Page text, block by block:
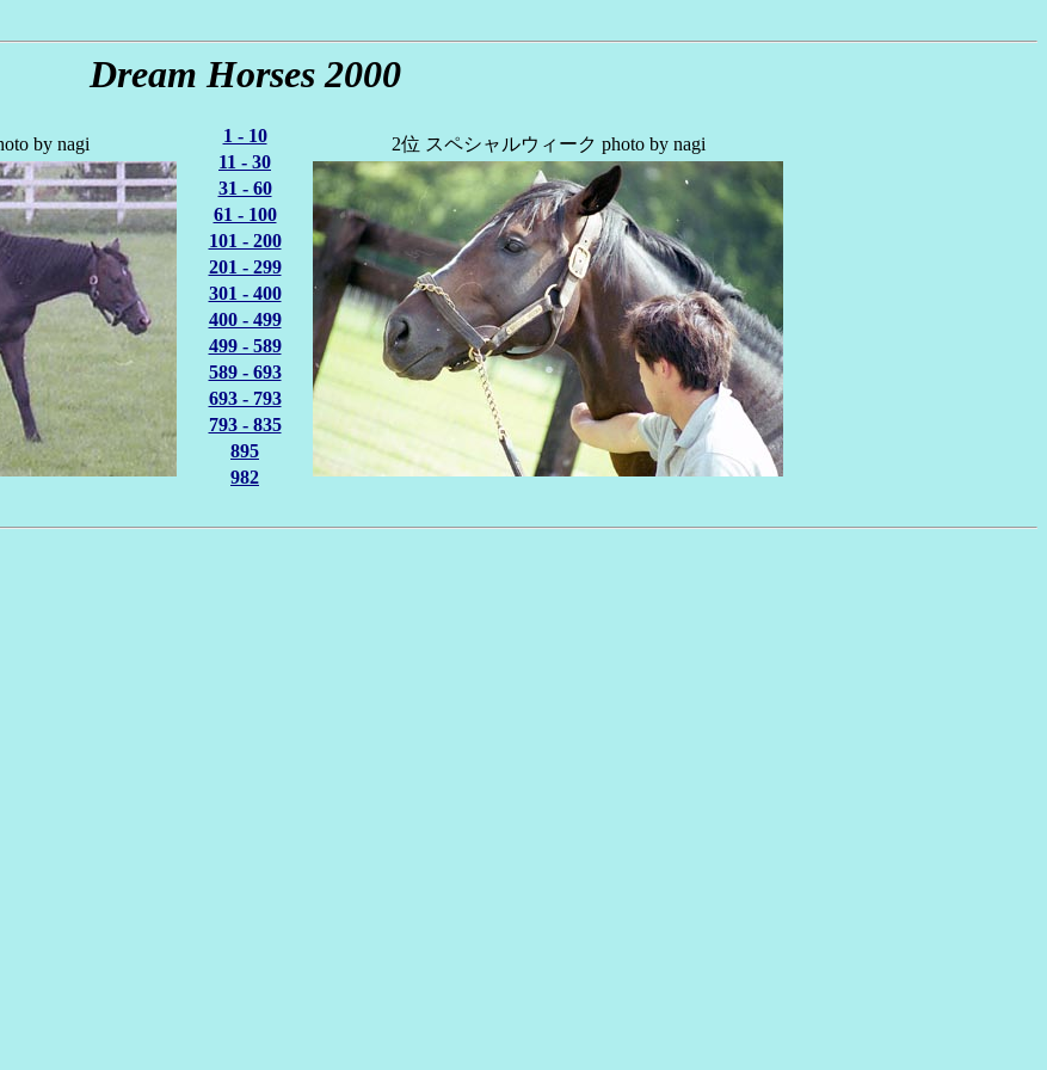
Dream Horses 2000
by nagi
1 - 10
11 - 30
31 - 60
61 - 100
101 - 200
201 - 299
301 - 400
400 - 499
499 - 589
589 - 693
693 - 793
793 - 835
895
982
2位 スペシャルウィーク photo by nagi